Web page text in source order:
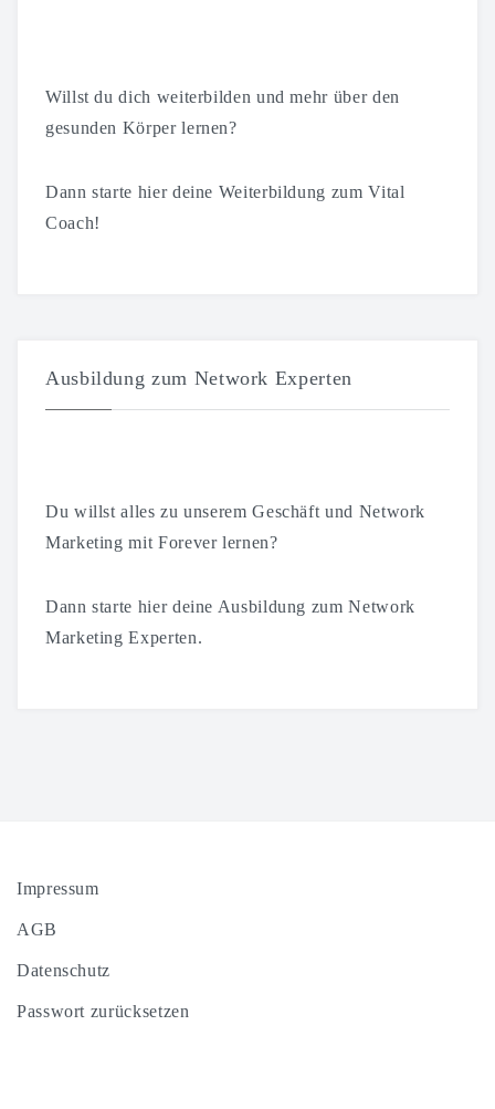
Willst du dich weiterbilden und mehr über den
gesunden Körper lernen?
Dann starte hier deine Weiterbildung zum Vital
Coach!
Ausbildung zum Network Experten
Du willst alles zu unserem Geschäft und Network
Marketing mit Forever lernen?
Dann starte hier deine Ausbildung zum Network
Marketing Experten.
Impressum
AGB
Datenschutz
Passwort zurücksetzen